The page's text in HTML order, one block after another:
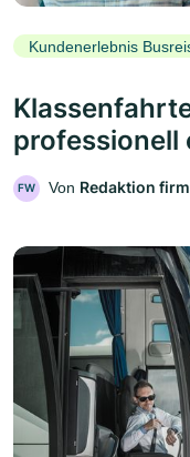
Kundenerlebnis
professionell
FW Von Redaktion